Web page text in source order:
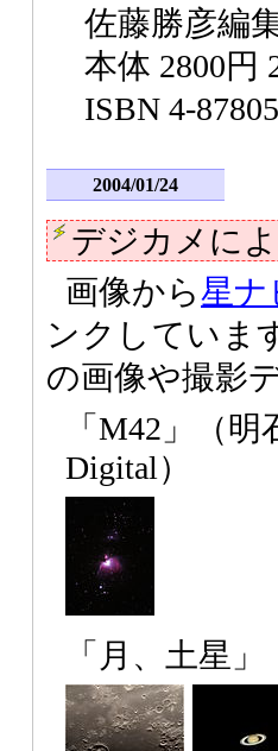
佐藤勝彦編
本体 2800円
ISBN 4-
2004/01/24
デジカメに
画像から星ナ
ンクしていま
の画像や撮影
「M42」（
Digital）
「月、土星」